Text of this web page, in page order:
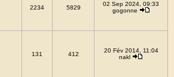
2234 5829
02 Sep 2024, 09:33
gogonne
131 412
20 Fév 2014, 11:04
nakl